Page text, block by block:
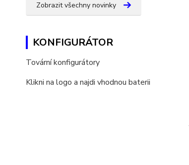
Zobrazit všechny novinky
KONFIGURÁTOR
Tovární konfigurátory
Klikni na logo a najdi vhodnou baterii